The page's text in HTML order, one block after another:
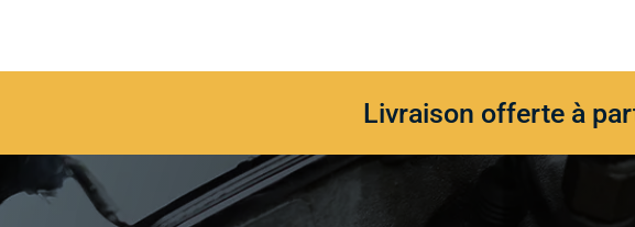
Livraison offerte à